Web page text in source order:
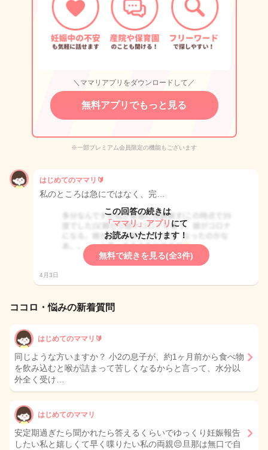
＼ママリアプリをダウンロードして／
無料アプリでもっと見る
※一部プレミアム会員限定の機能もございます
はじめてのママリ🔰
私のところは急にではなく、完…
この回答の続きは
「ママリ」アプリ にて
お読みいただけます！
無料で続きを見る(全3件)
4月3日
ココロ・悩みの新着質問
はじめてのママリ🔰
同じような方いますか？ 小2の息子が、約1ヶ月前から食べ物
を飲み込むと喉が詰まって苦しくなるからと言って、水分以
外全く受け…
はじめてのママリ
安定期過ぎたら聞かれたら答えるくらいでゆっくり妊娠報告
したい私と嬉しくて早く喋りたい私の両親😔旦那は無口で自